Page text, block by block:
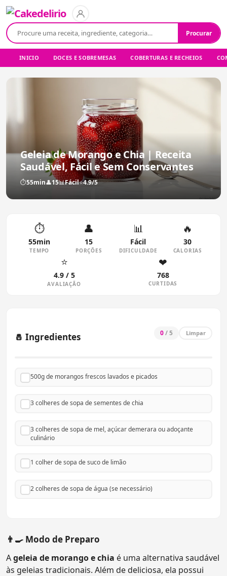
Buscar: Procurar
INICIO DOCES E SOBREMESAS COBERTURAS E RECHEIOS
Geleia de Morango e Chia | Receita
Saudável, Fácil e Sem Conservantes
⏱55min👤15📊Fácil⭐4.9/5
⏱
55min
TEMPO
👤
15
PORÇÕES
📊
Fácil
DIFICULDADE
🔥
30
CALORIAS
⭐
4.9 / 5
AVALIAÇÃO
❤
768
CURTIDAS
🧂 Ingredientes 0/ 5 Limpar
500g de morangos frescos lavados e picados
3 colheres de sopa de sementes de chia
3 colheres de sopa de mel, açúcar demerara ou adoçante
culinário
1 colher de sopa de suco de limão
2 colheres de sopa de água (se necessário)
👨‍🍳 Modo de Preparo
Ageleia de morango e chia é uma alternativa saudável
às geleias tradicionais. Além de deliciosa, ela possui